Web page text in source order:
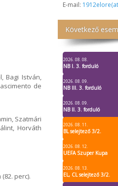
E-mail:
Következő
2026. 08. 08.
NB I. 3. forduló
2026. 08. 09.
NB III. 3. forduló
2026. 08. 09.
NB II. 3. forduló
2026. 08. 11.
BL selejtező 3/2.
2026. 08. 12.
UEFA Szuper Kupa
2026. 08. 13.
EL, CL selejtező 3/2.
Bagi István,
de
Szatmári
Horváth
perc).